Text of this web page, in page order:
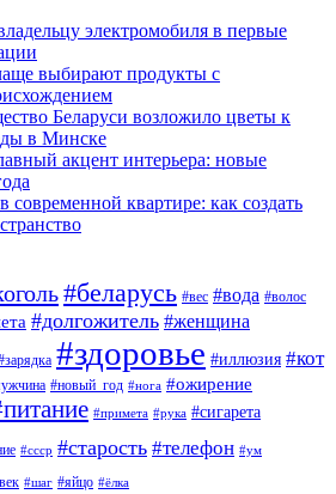
электромобиля в первые
выбирают продукты с
Беларуси возложило цветы к
в Минске
акцент интерьера: новые
современной квартире: как создать
#беларусь #вес #вода #волос
#долгожитель #женщина
#здоровье #иллюзия #кот
#новый_год #нога #ожирение
#примета #рука #сигарета
#ссср #старость #телефон #ум
#шаг #яйцо #ёлка